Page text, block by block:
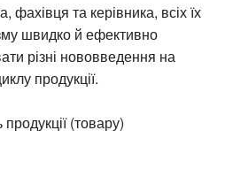
фахівця та керівника, всіх їх
швидко й ефективно
різні нововведення на
продукції.
(товару)